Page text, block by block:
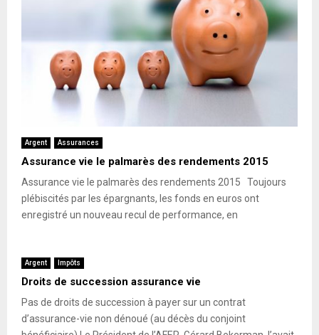
Argent Assurances
Assurance vie le palmarès des rendements 2015
Assurance vie le palmarès des rendements 2015 Toujours
plébiscités par les épargnants, les fonds en euros ont
enregistré un nouveau recul de performance, en
Argent Impôts
Droits de succession assurance vie
Pas de droits de succession à payer sur un contrat
d’assurance-vie non dénoué (au décès du conjoint